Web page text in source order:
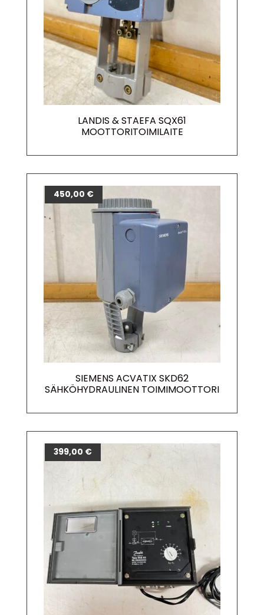
LANDIS & STAEFA SQX61
MOOTTORITOIMILAITE
SIEMENS ACVATIX SKD62
SÄHKÖHYDRAULINEN TOIMIMOOTTORI
450,00 €
399,00 €